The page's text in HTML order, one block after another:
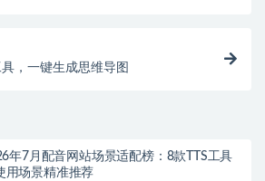
，一键生成思维导图
年7月配音网站场景适配榜：8款TTS工具
用场景精准推荐